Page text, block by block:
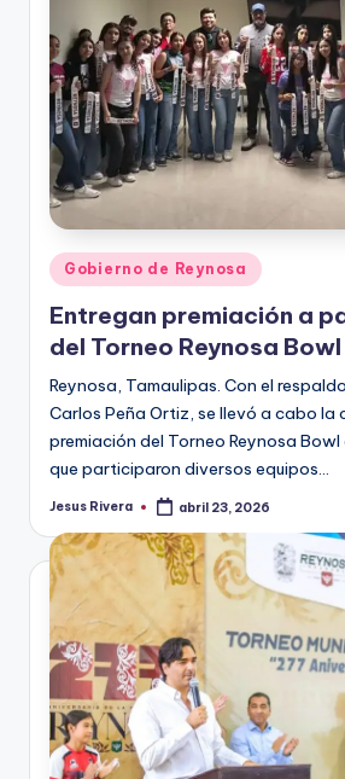
Publicado
en
Gobierno de Reynosa
Entregan premiación a
del Torneo Reynosa Bowl
Reynosa, Tamaulipas. Con el
Carlos Peña Ortiz, se llevó a cabo la
premiación del Torneo Reynosa
que participaron diversos equipos…
Publicado
Jesus Rivera abril 23, 2026